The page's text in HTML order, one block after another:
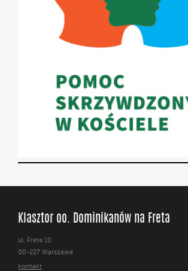
Klasztor oo. Dominikanów na Freta
ul. Freta 10
00-227 Warszawa
kontakt